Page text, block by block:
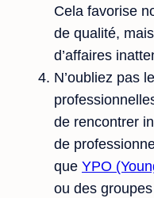
Cela favorise
de qualité,
d’affaires
N’oubliez pas
de rencontrer
de
que YPO
ou des